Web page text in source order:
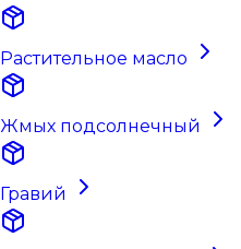
Растительное масло
Жмых подсолнечный
Гравий